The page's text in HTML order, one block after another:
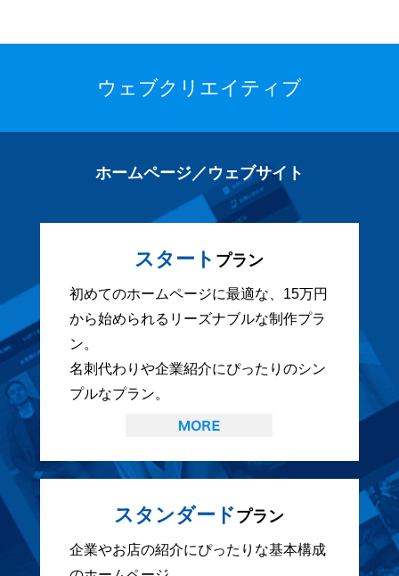
ウェブクリエイティブ
ホームページ／ウェブサイト
スタート プラン
初めてのホームページに最適な、15万円
から始められるリーズナブルな制作プラ
ン。
名刺代わりや企業紹介にぴったりのシン
プルなプラン。
スタンダードプラン
企業やお店の紹介にぴったりな基本構成